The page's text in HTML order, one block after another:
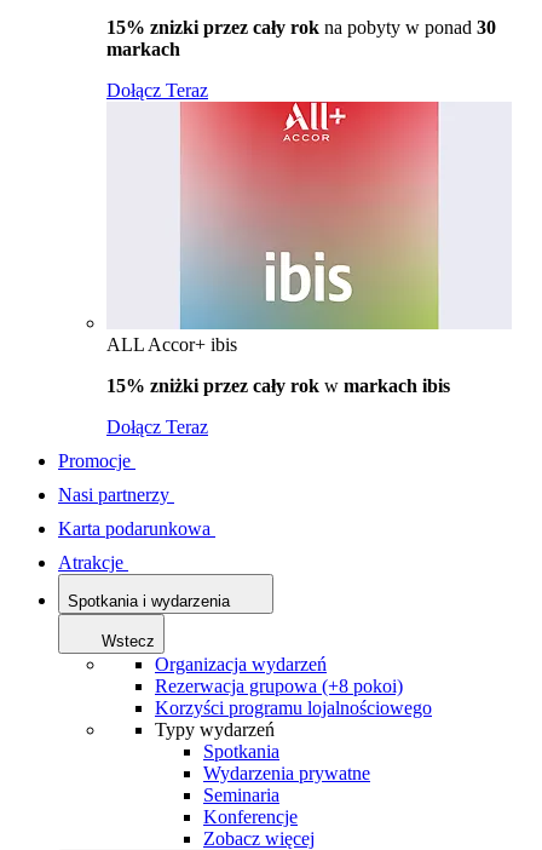
15% znizki przez cały rok na pobyty w ponad 30
markach
Dołącz Teraz
ALL Accor+ ibis
15% zniżki przez cały rok w markach ibis
Dołącz Teraz
Promocje
Nasi partnerzy
Karta podarunkowa
Atrakcje
Spotkania i wydarzenia
Wstecz
Organizacja wydarzeń
Rezerwacja grupowa (+8 pokoi)
Korzyści programu lojalnościowego
Typy wydarzeń
Spotkania
Wydarzenia prywatne
Seminaria
Konferencje
Zobacz więcej